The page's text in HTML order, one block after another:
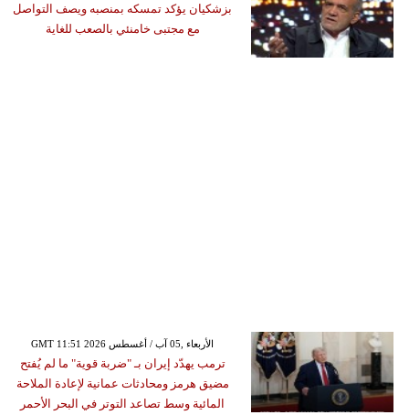
بزشكيان يؤكد تمسكه بمنصبه ويصف التواصل
مع مجتبى خامنئي بالصعب للغاية
GMT 11:51 2026 الأربعاء ,05 آب / أغسطس
ترمب يهدّد إيران بـ "ضربة قوية" ما لم يُفتح
مضيق هرمز ومحادثات عمانية لإعادة الملاحة
المائية وسط تصاعد التوتر في البحر الأحمر